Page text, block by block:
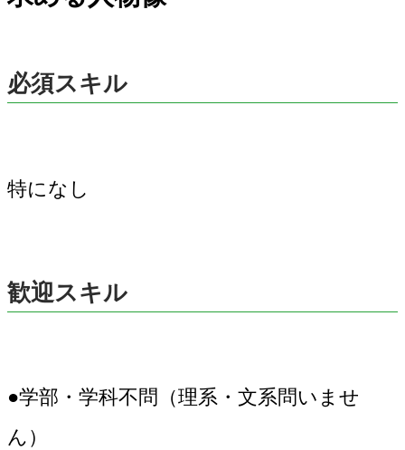
必須スキル
特になし
歓迎スキル
●学部・学科不問（理系・文系問いませ
ん）